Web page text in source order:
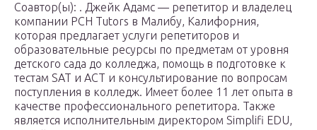
Соавтор(ы): . Джейк Адамс — репетитор и владелец
компании PCH Tutors в Малибу, Калифорния,
которая предлагает услуги репетиторов и
образовательные ресурсы по предметам от уровня
детского сада до колледжа, помощь в подготовке к
тестам SAT и ACT и консультирование по вопросам
поступления в колледж. Имеет более 11 лет опыта в
качестве профессионального репетитора. Также
является исполнительным директором Simplifi EDU,